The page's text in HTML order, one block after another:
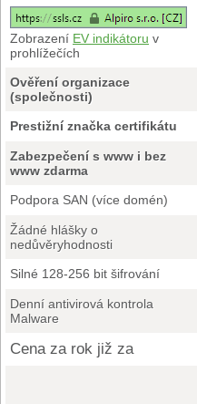
Zobrazení EV indikátoru v
prohlížečích
Ověření organizace
(společnosti)
Prestižní značka certifikátu
Zabezpečení s www i bez
www zdarma
Podpora SAN (více domén)
Žádné hlášky o
nedůvěryhodnosti
Silné 128-256 bit šifrování
Denní antivirová kontrola
Malware
Cena za rok již za